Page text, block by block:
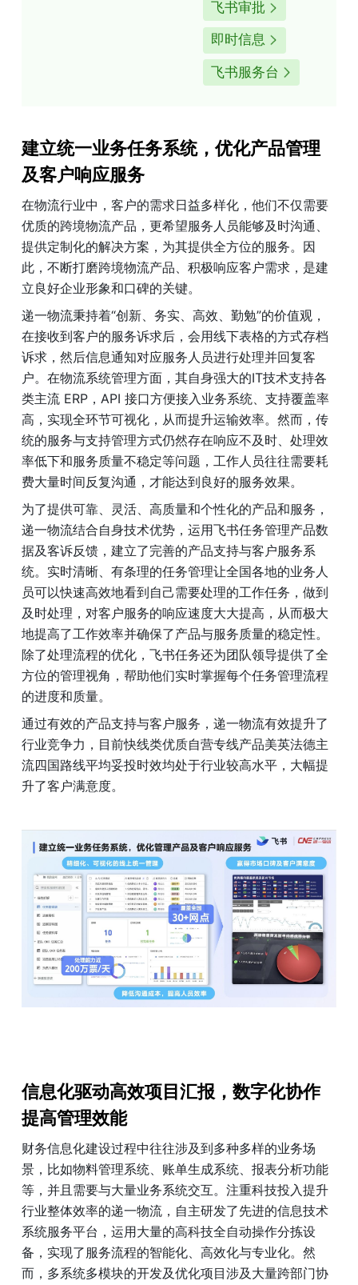
飞书审批
即时信息
飞书服务台
建立统一业务任务系统，优化产品管理
及客户响应服务
在物流行业中，客户的需求日益多样化，他们不仅需要
优质的跨境物流产品，更希望服务人员能够及时沟通、
提供定制化的解决方案，为其提供全方位的服务。因
此，不断打磨跨境物流产品、积极响应客户需求，是建
立良好企业形象和口碑的关键。
递一物流秉持着“创新、务实、高效、勤勉”的价值观，
在接收到客户的服务诉求后，会用线下表格的方式存档
诉求，然后信息通知对应服务人员进行处理并回复客
户。在物流系统管理方面，其自身强大的IT技术支持各
类主流 ERP，API 接口方便接入业务系统、支持覆盖率
高，实现全环节可视化，从而提升运输效率。然而，传
统的服务与支持管理方式仍然存在响应不及时、处理效
率低下和服务质量不稳定等问题，工作人员往往需要耗
费大量时间反复沟通，才能达到良好的服务效果。
为了提供可靠、灵活、高质量和个性化的产品和服务，
递一物流结合自身技术优势，运用飞书任务管理产品数
据及客诉反馈，建立了完善的产品支持与客户服务系
统。实时清晰、有条理的任务管理让全国各地的业务人
员可以快速高效地看到自己需要处理的工作任务，做到
及时处理，对客户服务的响应速度大大提高，从而极大
地提高了工作效率并确保了产品与服务质量的稳定性。
除了处理流程的优化，飞书任务还为团队领导提供了全
方位的管理视角，帮助他们实时掌握每个任务管理流程
的进度和质量。
通过有效的产品支持与客户服务，递一物流有效提升了
行业竞争力，目前快线类优质自营专线产品美英法德主
流四国路线平均妥投时效均处于行业较高水平，大幅提
升了客户满意度。
信息化驱动高效项目汇报，数字化协作
提高管理效能
财务信息化建设过程中往往涉及到多种多样的业务场
景，比如物料管理系统、账单生成系统、报表分析功能
等，并且需要与大量业务系统交互。注重科技投入提升
行业整体效率的递一物流，自主研发了先进的信息技术
系统服务平台，运用大量的高科技全自动操作分拣设
备，实现了服务流程的智能化、高效化与专业化。然
而，多系统多模块的开发及优化项目涉及大量跨部门协